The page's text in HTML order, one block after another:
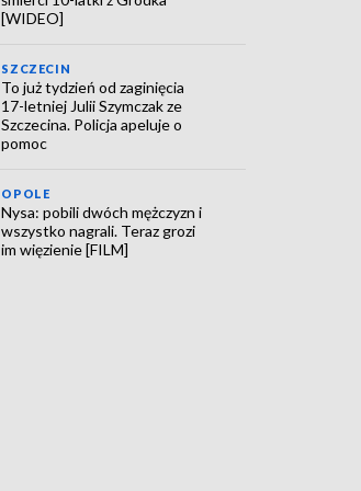
[WIDEO]
SZCZECIN
To już tydzień od zaginięcia
17-letniej Julii Szymczak ze
Szczecina. Policja apeluje o
pomoc
OPOLE
Nysa: pobili dwóch mężczyzn i
wszystko nagrali. Teraz grozi
im więzienie [FILM]